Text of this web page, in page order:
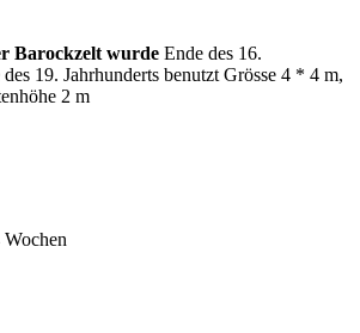
Barockzelt wurde Ende des 16.
19. Jahrhunderts benutzt Grösse 4 * 4 m,
2 m